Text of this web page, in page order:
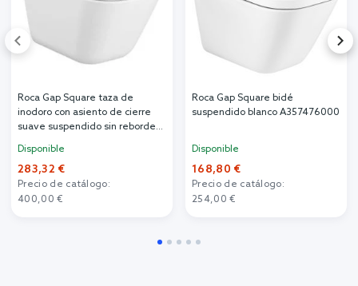
Roca Gap Square taza de
inodoro con asiento de cierre
suave suspendido sin reborde
Disponible
283,32 €
Precio de catálogo:
400,00 €
Roca Gap Square bidé
suspendido blanco A357476000
Disponible
168,80 €
Precio de catálogo:
254,00 €